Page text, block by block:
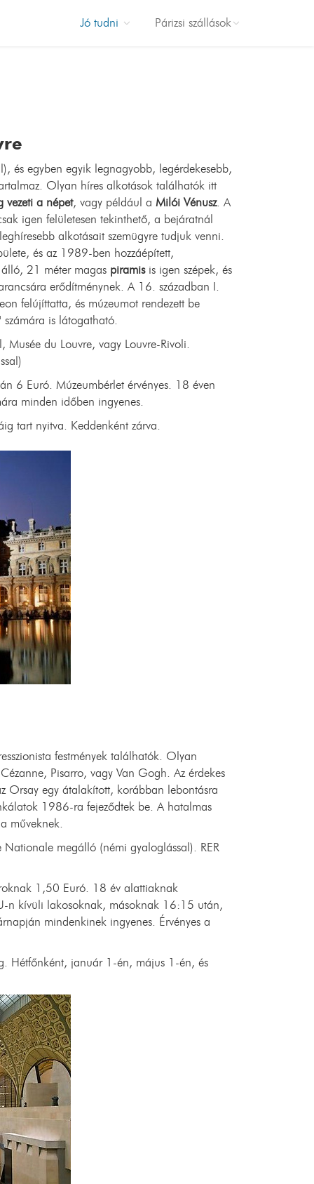
Jó tudni Párizsi szállások
egyben egyik legnagyobb, legérdekesebb,
Olyan híres alkotások találhatók itt
vezeti a népet, vagy például a Milói Vénusz. A
igen felületesen tekinthető, a bejáratnál
alkotásait szemügyre tudjuk venni.
és az 1989-ben hozzáépített,
21 méter magas piramisis igen szépek, és
erődítménynek. A 16. században I.
felújíttatta, és múzeumot rendezett be
is látogatható.
du Louvre, vagy Louvre-Rivoli.
6 Euró. Múzeumbérlet érvényes. 18 éven
minden időben ingyenes.
tart nyitva. Keddenként zárva.
festmények találhatók. Olyan
Pisarro, vagy Van Gogh. Az érdekes
Orsay egy átalakított, korábban lebontásra
1986-ra fejeződtek be. A hatalmas
műveknek.
megálló (némi gyaloglással). RER
1,50 Euró. 18 év alattiaknak
n kívüli lakosoknak, másoknak 16:15 után,
mindenkinek ingyenes. Érvényes a
január 1-én, május 1-én, és